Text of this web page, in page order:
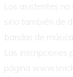
Los asistentes
sino también de
bandas de
Las inscripciones
página